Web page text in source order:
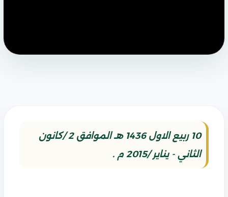
10 ربيع الاول 1436 هـ الموافق 2 /كانون
الثاني - يناير /2015 م .